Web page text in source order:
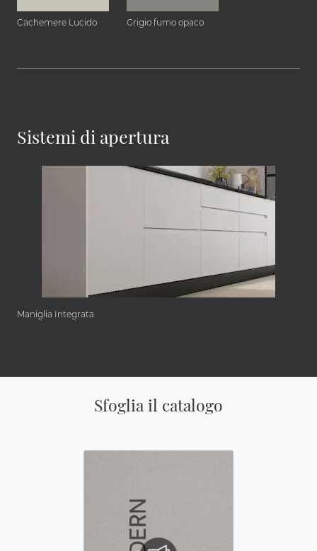
Cachemere Lucido Grigio fumo opaco
Sistemi di apertura
Maniglia Integrata
Sfoglia il catalogo